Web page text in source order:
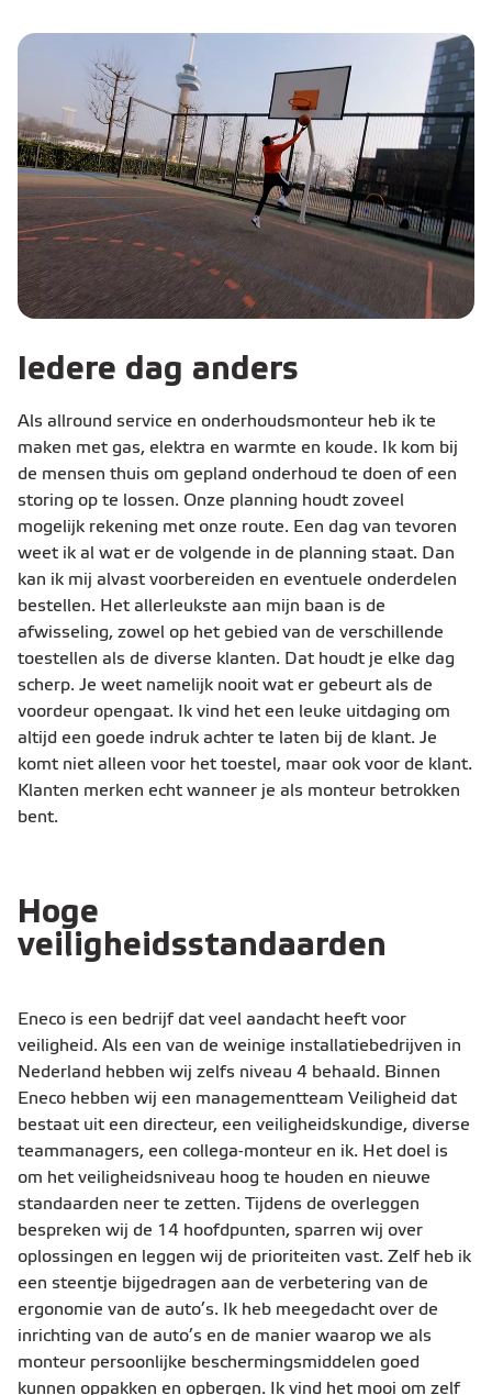
Iedere dag anders
Als allround service en onderhoudsmonteur heb ik te
maken met gas, elektra en warmte en koude. Ik kom bij
de mensen thuis om gepland onderhoud te doen of een
storing op te lossen. Onze planning houdt zoveel
mogelijk rekening met onze route. Een dag van tevoren
weet ik al wat er de volgende in de planning staat. Dan
kan ik mij alvast voorbereiden en eventuele onderdelen
bestellen. Het allerleukste aan mijn baan is de
afwisseling, zowel op het gebied van de verschillende
toestellen als de diverse klanten. Dat houdt je elke dag
scherp. Je weet namelijk nooit wat er gebeurt als de
voordeur opengaat. Ik vind het een leuke uitdaging om
altijd een goede indruk achter te laten bij de klant. Je
komt niet alleen voor het toestel, maar ook voor de klant.
Klanten merken echt wanneer je als monteur betrokken
bent.
Hoge
veiligheidsstandaarden
Eneco is een bedrijf dat veel aandacht heeft voor
veiligheid. Als een van de weinige installatiebedrijven in
Nederland hebben wij zelfs niveau 4 behaald. Binnen
Eneco hebben wij een managementteam Veiligheid dat
bestaat uit een directeur, een veiligheidskundige, diverse
teammanagers, een collega-monteur en ik. Het doel is
om het veiligheidsniveau hoog te houden en nieuwe
standaarden neer te zetten. Tijdens de overleggen
bespreken wij de 14 hoofdpunten, sparren wij over
oplossingen en leggen wij de prioriteiten vast. Zelf heb ik
een steentje bijgedragen aan de verbetering van de
ergonomie van de auto’s. Ik heb meegedacht over de
inrichting van de auto’s en de manier waarop we als
monteur persoonlijke beschermingsmiddelen goed
kunnen oppakken en opbergen. Ik vind het mooi om zelf